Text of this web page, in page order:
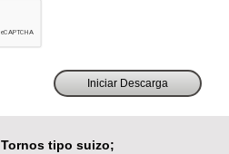
Tornos tipo suizo;